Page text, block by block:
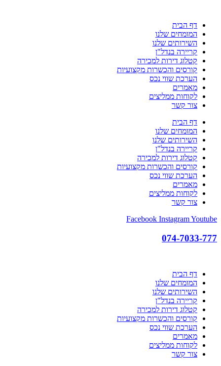
דף הבית
המומחים שלנו
השירותים שלנו
קריירה בנדל"ן
קטלוג דירות למכירה
קורסים והכשרות מקצועיות
הערכת שווי נכס
מאמרים
לקוחות ממליצים
צור קשר
דף הבית
המומחים שלנו
השירותים שלנו
קריירה בנדל"ן
קטלוג דירות למכירה
קורסים והכשרות מקצועיות
הערכת שווי נכס
מאמרים
לקוחות ממליצים
צור קשר
Facebook InstagramYoutube
074-7033-777
דף הבית
המומחים שלנו
השירותים שלנו
קריירה בנדל"ן
קטלוג דירות למכירה
קורסים והכשרות מקצועיות
הערכת שווי נכס
מאמרים
לקוחות ממליצים
צור קשר